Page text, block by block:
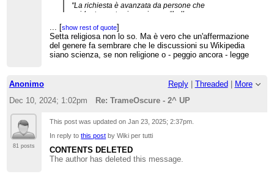
"La richiesta è avanzata da persone che
evidentemente vivono in una “bolla
autoreferenziale”, dove non vige la legge italiana,
ma solo i regolamenti di Wikipedia, e che
ritengono possibile – e anzi opportuno – tentare
di censurare il lavoro di un giornalista,
minacciandolo velatamente di ritorsioni, pur di
religiosa”, che non a quello di una piattaforma
[show rest of quote]
Setta religiosa non lo so. Ma è vero che un'affermazione
del genere fa sembrare che le discussioni su Wikipedia
siano scienza, se non religione o - peggio ancora - legge
Anonimo Reply| Threaded
More
Dec 10, 2024; 1:02pm
Re: TrameOscure - 2^ UP
81 posts
This post was updated onJan 23, 2025; 2:37pm
In reply tothis post by Wiki per tutti
CONTENTS DELETED
The author has deleted this message.